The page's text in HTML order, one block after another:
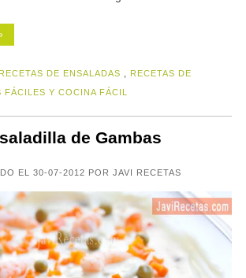
RECETAS DE ENSALADAS
RECETAS DE
FÁCILES Y COCINA FÁCIL
de Gambas
EL 30-07-2012 POR JAVI RECETAS